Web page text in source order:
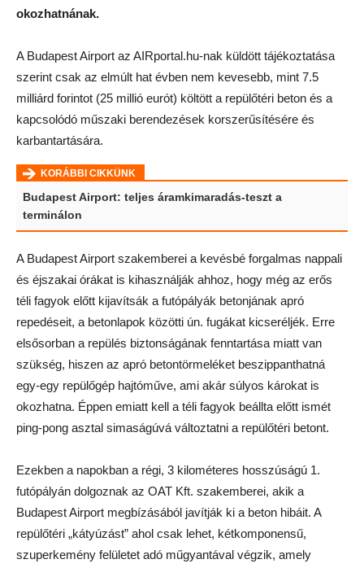
okozhatnának.
A Budapest Airport az AIRportal.hu-nak küldött tájékoztatása
szerint csak az elmúlt hat évben nem kevesebb, mint 7.5
milliárd forintot (25 millió eurót) költött a repülőtéri beton és a
kapcsolódó műszaki berendezések korszerűsítésére és
karbantartására.
KORÁBBI CIKKÜNK
Budapest Airport: teljes áramkimaradás-teszt a
terminálon
A Budapest Airport szakemberei a kevésbé forgalmas nappali
és éjszakai órákat is kihasználják ahhoz, hogy még az erős
téli fagyok előtt kijavítsák a futópályák betonjának apró
repedéseit, a betonlapok közötti ún. fugákat kicseréljék. Erre
elsősorban a repülés biztonságának fenntartása miatt van
szükség, hiszen az apró betontörmeléket beszippanthatná
egy-egy repülőgép hajtóműve, ami akár súlyos károkat is
okozhatna. Éppen emiatt kell a téli fagyok beállta előtt ismét
ping-pong asztal simaságúvá változtatni a repülőtéri betont.
Ezekben a napokban a régi, 3 kilométeres hosszúságú 1.
futópályán dolgoznak az OAT Kft. szakemberei, akik a
Budapest Airport megbízásából javítják ki a beton hibáit. A
repülőtéri „kátyúzást” ahol csak lehet, kétkomponensű,
szuperkemény felületet adó műgyantával végzik, amely